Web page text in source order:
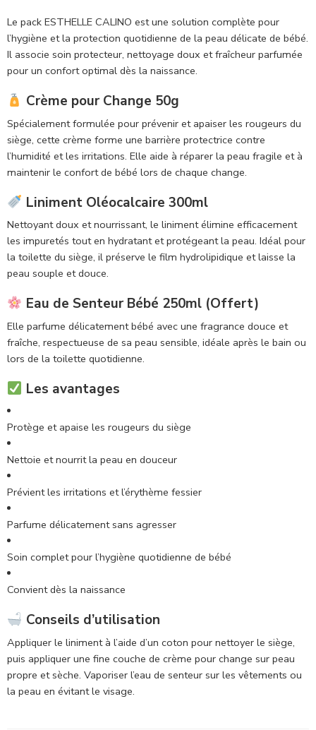
Le pack ESTHELLE CALINO est une solution complète pour
l’hygiène et la protection quotidienne de la peau délicate de bébé.
Il associe soin protecteur, nettoyage doux et fraîcheur parfumée
pour un confort optimal dès la naissance.
Crème pour Change 50g
Spécialement formulée pour prévenir et apaiser les rougeurs du
siège, cette crème forme une barrière protectrice contre
l’humidité et les irritations. Elle aide à réparer la peau fragile et à
maintenir le confort de bébé lors de chaque change.
Liniment Oléocalcaire 300ml
Nettoyant doux et nourrissant, le liniment élimine efficacement
les impuretés tout en hydratant et protégeant la peau. Idéal pour
la toilette du siège, il préserve le film hydrolipidique et laisse la
peau souple et douce.
Eau de Senteur Bébé 250ml (Offert)
Elle parfume délicatement bébé avec une fragrance douce et
fraîche, respectueuse de sa peau sensible, idéale après le bain ou
lors de la toilette quotidienne.
Les avantages
Protège et apaise les rougeurs du siège
Nettoie et nourrit la peau en douceur
Prévient les irritations et l’érythème fessier
Parfume délicatement sans agresser
Soin complet pour l’hygiène quotidienne de bébé
Convient dès la naissance
Conseils d’utilisation
Appliquer le liniment à l’aide d’un coton pour nettoyer le siège,
puis appliquer une fine couche de crème pour change sur peau
propre et sèche. Vaporiser l’eau de senteur sur les vêtements ou
la peau en évitant le visage.